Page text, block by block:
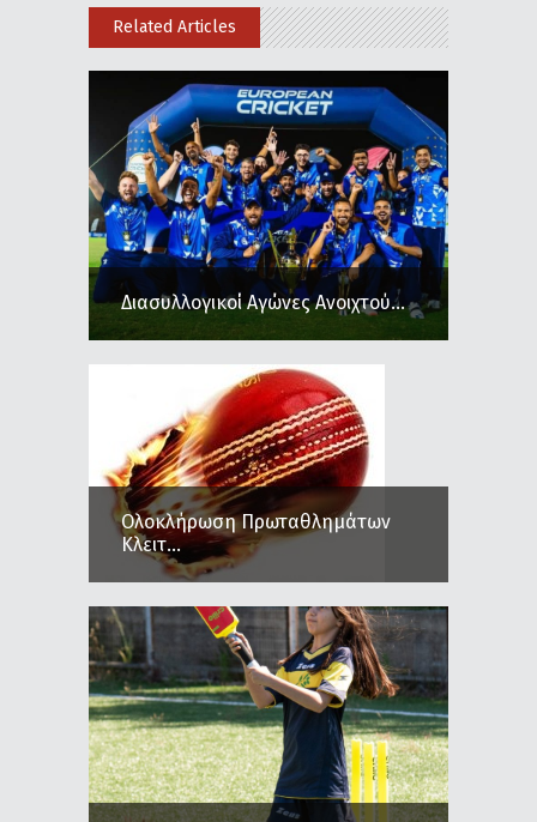
Related Articles
Διασυλλογικοί Αγώνες Ανοιχτού...
Ολοκλήρωση Πρωταθλημάτων
Κλειτ...